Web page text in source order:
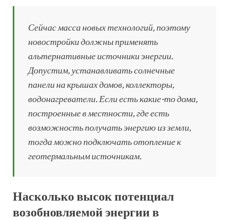
Сейчас масса новых технологий, поэтому
новостройки должны применять
альтернативные источники энергии.
Допустим, устанавливать солнечные
панели на крышах домов, коллекторы,
водонагреватели. Если есть какие-то дома,
построенные в местности, где есть
возможность получать энергию из земли,
тогда можно подключать отопление к
геотермальным источникам.
Насколько высок потенциал
возобновляемой энергии в